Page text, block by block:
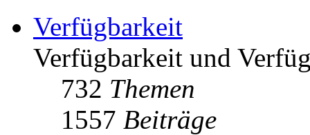
Verfügbarkeit
Verfügbarkeit und
732 Themen
1557 Beiträge